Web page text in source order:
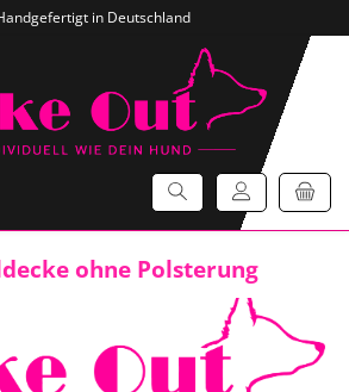
in Deutschland
ohne Polsterung